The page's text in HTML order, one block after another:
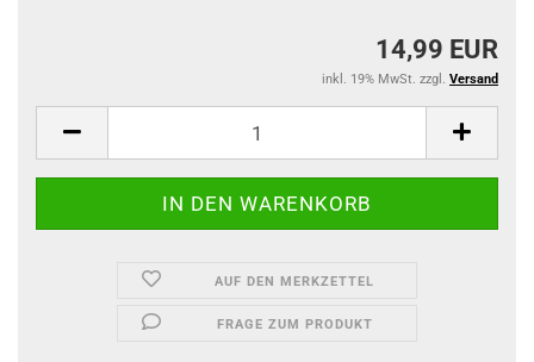
14,99 EUR
inkl. 19% MwSt. zzgl. Versand
AUF DEN MERKZETTEL
FRAGE ZUM PRODUKT